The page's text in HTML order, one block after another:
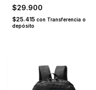
$29.900
$25.415 con Transferencia o
depósito